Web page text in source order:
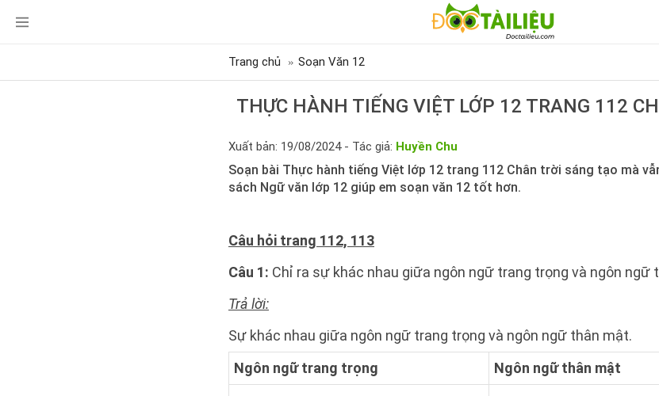
Trang chủ Soạn Văn 12
THỰC HÀNH TIẾNG VIỆT LỚP 12 TRANG 112
Xuất bản: 19/08/2024 - Tác giả: Huyền Chu
Soạn bài Thực hành tiếng Việt lớp 12 trang 112 Chân trời sáng tạo mà
sách Ngữ văn lớp 12 giúp em soạn văn 12 tốt hơn.
Câu hỏi trang 112, 113
Câu 1: Chỉ ra sự khác nhau giữa ngôn ngữ trang trọng và ngôn ngữ
Trả lời:
Sự khác nhau giữa ngôn ngữ trang trọng và ngôn ngữ thân mật.
Ngôn ngữ trang trọng
Ngôn ngữ thân mật